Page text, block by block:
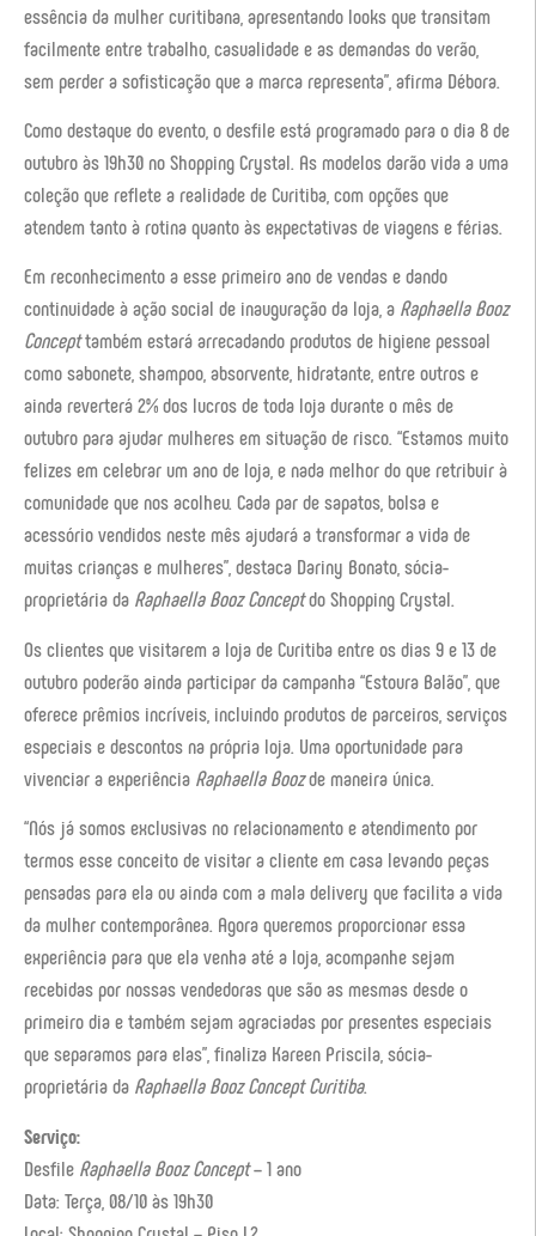
essência da mulher curitibana, apresentando looks que transitam
facilmente entre trabalho, casualidade e as demandas do verão,
sem perder a sofisticação que a marca representa”, afirma Débora.
Como destaque do evento, o desfile está programado para o dia 8 de
outubro às 19h30 no Shopping Crystal. As modelos darão vida a uma
coleção que reflete a realidade de Curitiba, com opções que
atendem tanto à rotina quanto às expectativas de viagens e férias.
Em reconhecimento a esse primeiro ano de vendas e dando
continuidade à ação social de inauguração da loja, a Raphaella Booz
Concepttambém estará arrecadando produtos de higiene pessoal
como sabonete, shampoo, absorvente, hidratante, entre outros e
ainda reverterá 2% dos lucros de toda loja durante o mês de
outubro para ajudar mulheres em situação de risco. “Estamos muito
felizes em celebrar um ano de loja, e nada melhor do que retribuir à
comunidade que nos acolheu. Cada par de sapatos, bolsa e
acessório vendidos neste mês ajudará a transformar a vida de
muitas crianças e mulheres”, destaca Dariny Bonato, sócia-
proprietária da Raphaella Booz Conceptdo Shopping Crystal.
Os clientes que visitarem a loja de Curitiba entre os dias 9 e 13 de
outubro poderão ainda participar da campanha “Estoura Balão”, que
oferece prêmios incríveis, incluindo produtos de parceiros, serviços
especiais e descontos na própria loja. Uma oportunidade para
vivenciar a experiência Raphaella Boozde maneira única.
“Nós já somos exclusivas no relacionamento e atendimento por
termos esse conceito de visitar a cliente em casa levando peças
pensadas para ela ou ainda com a mala delivery que facilita a vida
da mulher contemporânea. Agora queremos proporcionar essa
experiência para que ela venha até a loja, acompanhe sejam
recebidas por nossas vendedoras que são as mesmas desde o
primeiro dia e também sejam agraciadas por presentes especiais
que separamos para elas”, finaliza Kareen Priscila, sócia-
proprietária da Raphaella Booz Concept Curitiba.
Serviço:
Desfile Raphaella Booz Concept– 1 ano
Data: Terça, 08/10 às 19h30